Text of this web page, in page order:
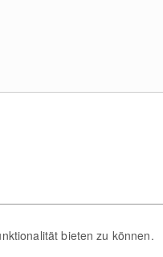
bieten zu können.